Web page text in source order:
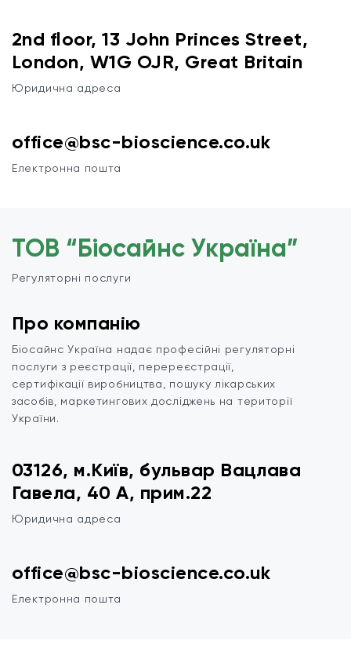
2nd floor, 13 John Princes Street,
London, W1G OJR, Great Britain
Юридична адреса
office@bsc-bioscience.co.uk
Електронна пошта
ТОВ “Біосайнс Україна”
Регуляторні послуги
Про компанію
Біосайнс Україна надає професійні регуляторні
послуги з реєстрації, перереєстрації,
сертифікації виробництва, пошуку лікарських
засобів, маркетингових досліджень на території
України.
03126, м.Київ, бульвар Вацлава
Гавела, 40 А, прим.22
Юридична адреса
office@bsc-bioscience.co.uk
Електронна пошта